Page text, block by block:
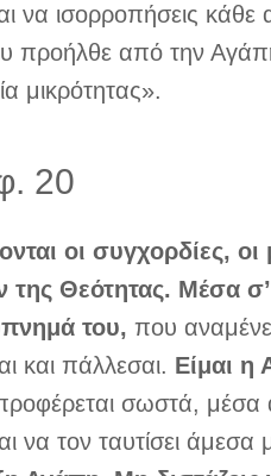
να ισορροπήσεις κάθε
προήλθε από την
μικρότητας».
20
οι συγχορδίες, οι
Θεότητας. Μέσα σ’
του, που
και πάλλεσαι. Είμαι η
σωστά, μέσα
να τον ταυτίσει